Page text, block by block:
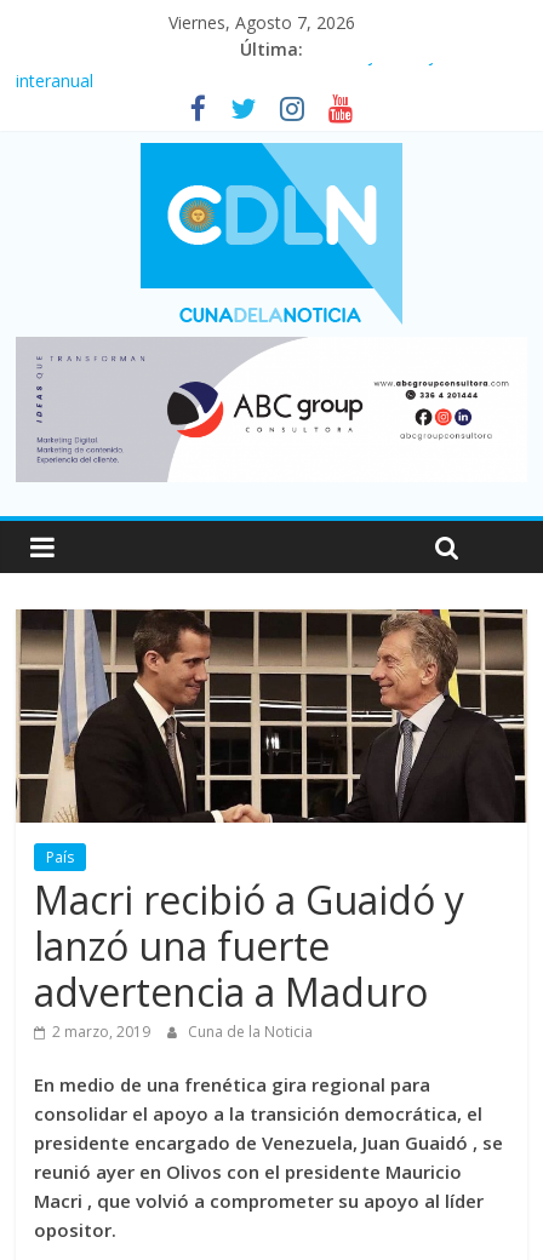
Viernes, Agosto 7, 2026
Última:
Fuerte caída de la venta de autos usados en julio: bajó un 12,6%
Central venció 1 a 0 al River de Coudet en el Monumental
La morosidad alcanzó su nivel más alto en dos décadas y ya
afecta a 400 mil deudores en Santa Fe
Desde que asumió Milei cerraron 41.000 kioscos: el sector
denuncia crisis como en 2001
Vacaciones de invierno con más movimiento y consumo
turístico: 4,6 millones de personas viajaron por el país, un 5,9%
País
Macri recibió a Guaidó y
lanzó una fuerte
advertencia a Maduro
2 marzo, 2019 Cuna de la Noticia
En medio de una frenética gira regional para
consolidar el apoyo a la transición democrática, el
presidente encargado de Venezuela, Juan Guaidó , se
reunió ayer en Olivos con el presidente Mauricio
Macri , que volvió a comprometer su apoyo al líder
opositor.